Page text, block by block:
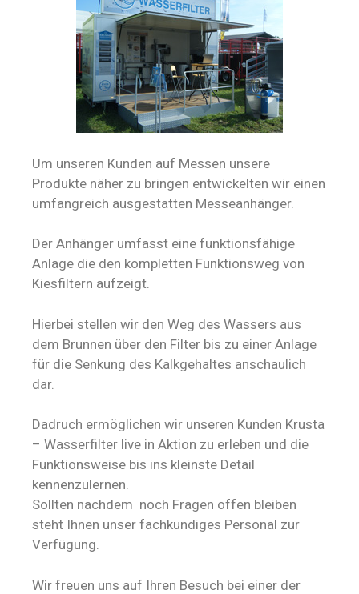
Um unseren Kunden auf Messen unsere
Produkte näher zu bringen entwickelten wir einen
umfangreich ausgestatten Messeanhänger.
Der Anhänger umfasst eine funktionsfähige
Anlage die den kompletten Funktionsweg von
Kiesfiltern aufzeigt.
Hierbei stellen wir den Weg des Wassers aus
dem Brunnen über den Filter bis zu einer Anlage
für die Senkung des Kalkgehaltes anschaulich
dar.
Dadruch ermöglichen wir unseren Kunden Krusta
– Wasserfilter live in Aktion zu erleben und die
Funktionsweise bis ins kleinste Detail
kennenzulernen.
Sollten nachdem noch Fragen offen bleiben
steht Ihnen unser fachkundiges Personal zur
Verfügung.
Wir freuen uns auf Ihren Besuch bei einer der